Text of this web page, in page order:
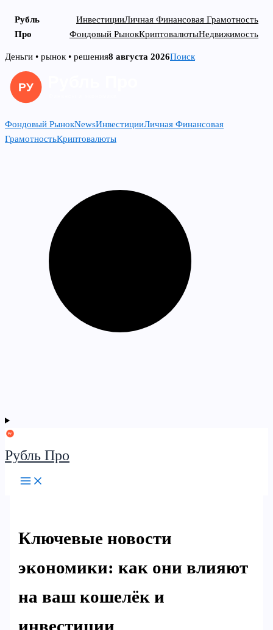
Рубль
Про
ИнвестицииЛичная Финансовая Грамотность
Фондовый РынокКриптовалютыНедвижимость
Skip
content
Деньги • рынок • решения8 августа 2026Поиск
Фондовый РынокNewsИнвестицииЛичная Финансовая
ГрамотностьКриптовалюты
Рубль Про
Ключевые новости
экономики: как они влияют
на ваш кошелёк и
инвестиции